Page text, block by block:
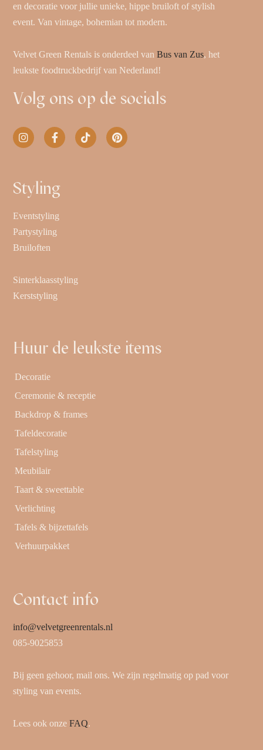
en decoratie voor jullie unieke, hippe bruiloft of stylish
event. Van vintage, bohemian tot modern.
Velvet Green Rentals is onderdeel vanBus van Zus, het
leukste foodtruckbedrijf van Nederland!
Volg ons op de socials
Styling
Eventstyling
Partystyling
Bruiloften
Sinterklaasstyling
Kerststyling
Huur de leukste items
Decoratie
Ceremonie & receptie
Backdrop & frames
Tafeldecoratie
Tafelstyling
Meubilair
Taart & sweettable
Verlichting
Tafels & bijzettafels
Verhuurpakket
Contact info
info@velvetgreenrentals.nl
085-9025853
Bij geen gehoor, mail ons. We zijn regelmatig op pad voor
styling van events.
Lees ook onzeFAQ.